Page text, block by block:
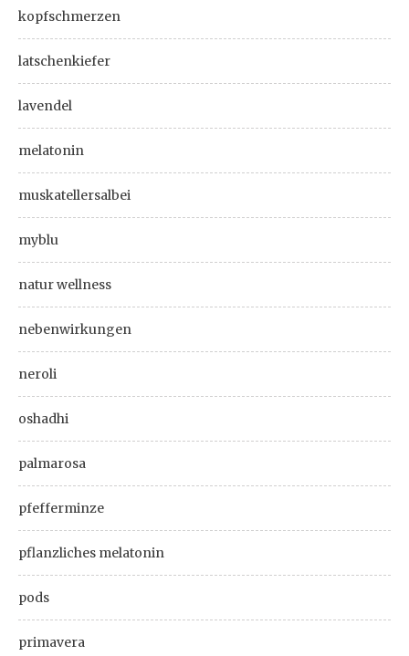
kopfschmerzen
latschenkiefer
lavendel
melatonin
muskatellersalbei
myblu
natur wellness
nebenwirkungen
neroli
oshadhi
palmarosa
pfefferminze
pflanzliches melatonin
pods
primavera